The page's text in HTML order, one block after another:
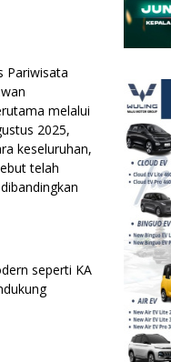
Pariwisata
melalui
2025,
keseluruhan,
telah
seperti KA